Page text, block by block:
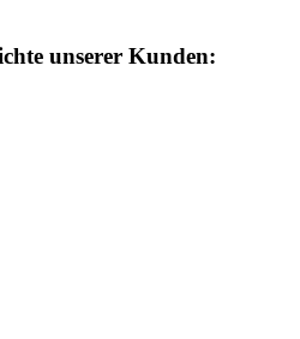
unserer Kunden: